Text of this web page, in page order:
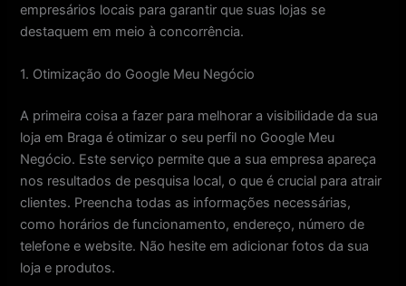
empresários locais para garantir que suas lojas se
destaquem em meio à concorrência.
1. Otimização do Google Meu Negócio
A primeira coisa a fazer para melhorar a visibilidade da sua
loja em Braga é otimizar o seu perfil no Google Meu
Negócio. Este serviço permite que a sua empresa apareça
nos resultados de pesquisa local, o que é crucial para atrair
clientes. Preencha todas as informações necessárias,
como horários de funcionamento, endereço, número de
telefone e website. Não hesite em adicionar fotos da sua
loja e produtos.